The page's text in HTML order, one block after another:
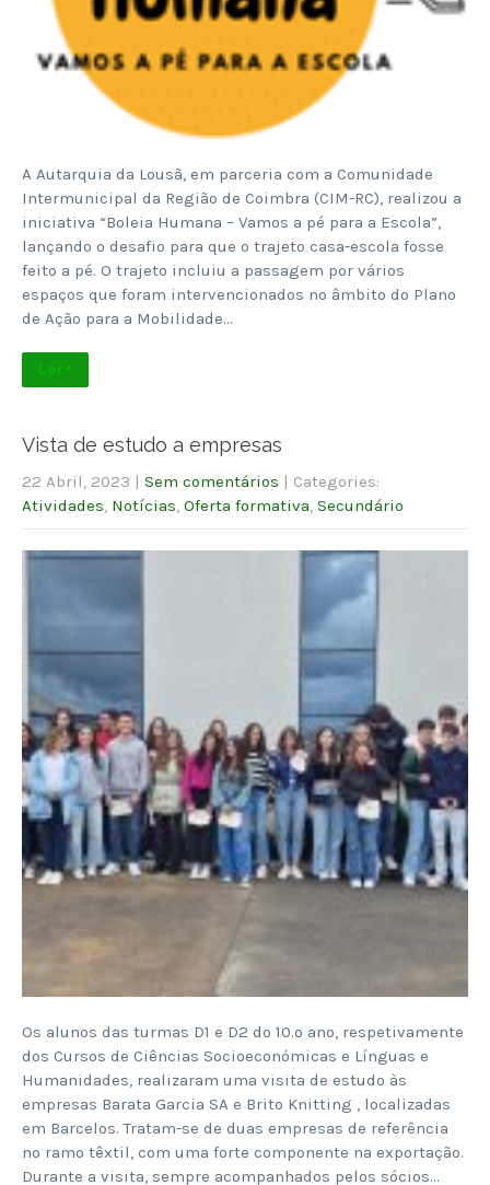
A Autarquia da Lousã, em parceria com a Comunidade
Intermunicipal da Região de Coimbra (CIM-RC), realizou a
iniciativa “Boleia Humana – Vamos a pé para a Escola”,
lançando o desafio para que o trajeto casa-escola fosse
feito a pé. O trajeto incluiu a passagem por vários
espaços que foram intervencionados no âmbito do Plano
de Ação para a Mobilidade…
Ler +
Vista de estudo a empresas
22 Abril, 2023 | Sem comentários | Categories:
Atividades Notícias Oferta formativa Secundário
Os alunos das turmas D1 e D2 do 10.º ano, respetivamente
dos Cursos de Ciências Socioeconómicas e Línguas e
Humanidades, realizaram uma visita de estudo às
empresas Barata Garcia SA e Brito Knitting , localizadas
em Barcelos. Tratam-se de duas empresas de referência
no ramo têxtil, com uma forte componente na exportação.
Durante a visita, sempre acompanhados pelos sócios…